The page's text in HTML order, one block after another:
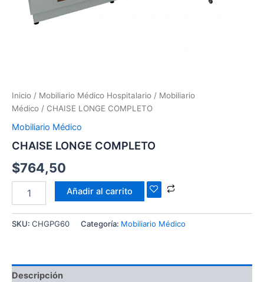
Inicio / Mobiliario Médico Hospitalario / Mobiliario
Médico / CHAISE LONGE COMPLETO
Mobiliario Médico
CHAISE LONGE COMPLETO
$764,50
Añadir al carrito
SKU: CHGPG60 Categoría: Mobiliario Médico
Descripción